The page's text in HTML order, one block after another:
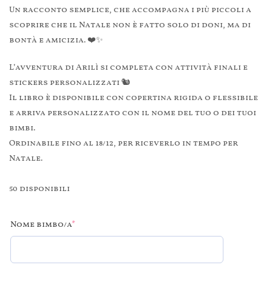
Un racconto semplice, che accompagna i più piccoli a
scoprire che il Natale non è fatto solo di doni, ma di
bontà e amicizia. ❤️✨
L’avventura di Arilì si completa con attività finali e
stickers personalizzati 🐿️
Il libro è disponibile con copertina rigida o flessibile
e arriva personalizzato con il nome del tuo o dei tuoi
bimbi.
Ordinabile fino al 18/12, per riceverlo in tempo per
Natale.
50 disponibili
Nome bimbo/a*(required)